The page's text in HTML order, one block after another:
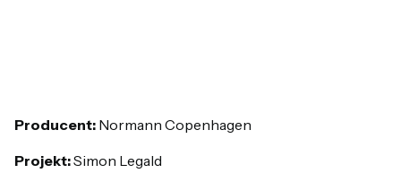
Producent: Normann Copenhagen
Projekt:Simon Legald